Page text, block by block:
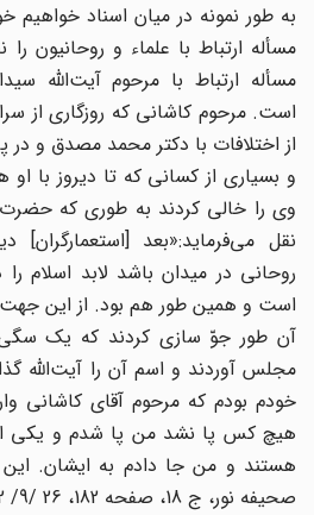
به طور نمونه در میان اسناد خواهیم
مسأله ارتباط با علماء و روحانیون را
مسأله ارتباط با مرحوم آیت‌اللّه‌
است. مرحوم کاشانى که روزگارى از
و بسیارى از کسانى که تا دیروز با او
وى را خالى کردند به طورى که حضرت
نقل مى‌فرماید:«بعد [استعمارگران]
روحانى در میدان باشد لابد اسلام را
است و همین طور هم بود. از این جهت
آن طور جوّ سازى کردند که یک سگى
مجلس آوردند و اسم آن را آیت‌اللّه‌
خودم بودم که مرحوم آقاى کاشانى
هیچ کس پا نشد من پا شدم و یکى از
هستند و من جا دادم به ایشان. این
صحیفه نور، ج 18، صفحه 182، 26 /9/ 1362»